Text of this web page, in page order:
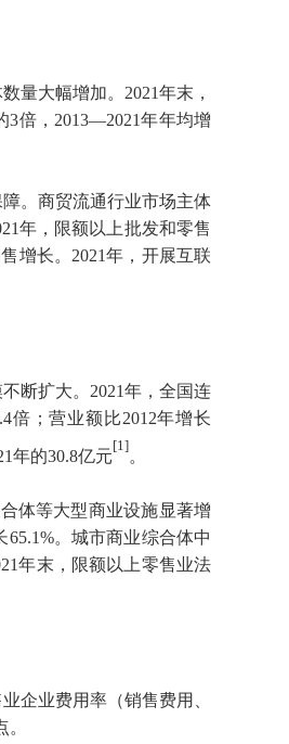
量大幅增加。2021年末，
3倍，2013—2021年年均增
。商贸流通行业市场主体
年，限额以上批发和零售
增长。2021年，开展互联
断扩大。2021年，全国连
倍；营业额比2012年增长
年的30.8亿元
[1]
。
体等大型商业设施显著增
。城市商业综合体中
年末，限额以上零售业法
企业费用率（销售费用、